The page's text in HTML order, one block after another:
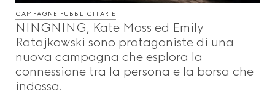
CAMPAGNE PUBBLICITARIE
NINGNING, Kate Moss ed Emily
Ratajkowski sono protagoniste di una
nuova campagna che esplora la
connessione tra la persona e la borsa che
indossa.